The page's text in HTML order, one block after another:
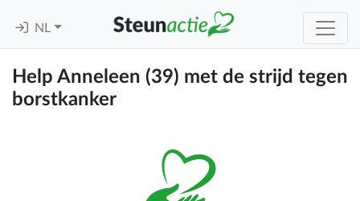
NL
Help Anneleen (39) met de strijd tegen
borstkanker